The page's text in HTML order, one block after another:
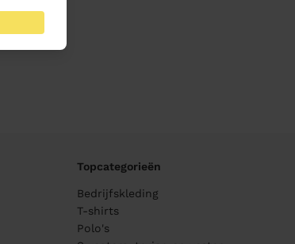
Topcategorieën
Bedrijfskleding
T-shirts
Polo's